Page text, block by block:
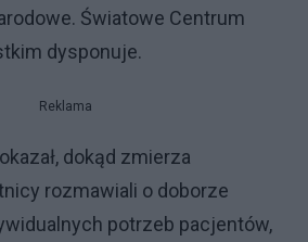
Światowe Centrum
dysponuje.
Reklama
dokąd zmierza
rozmawiali o doborze
potrzeb pacjentów,